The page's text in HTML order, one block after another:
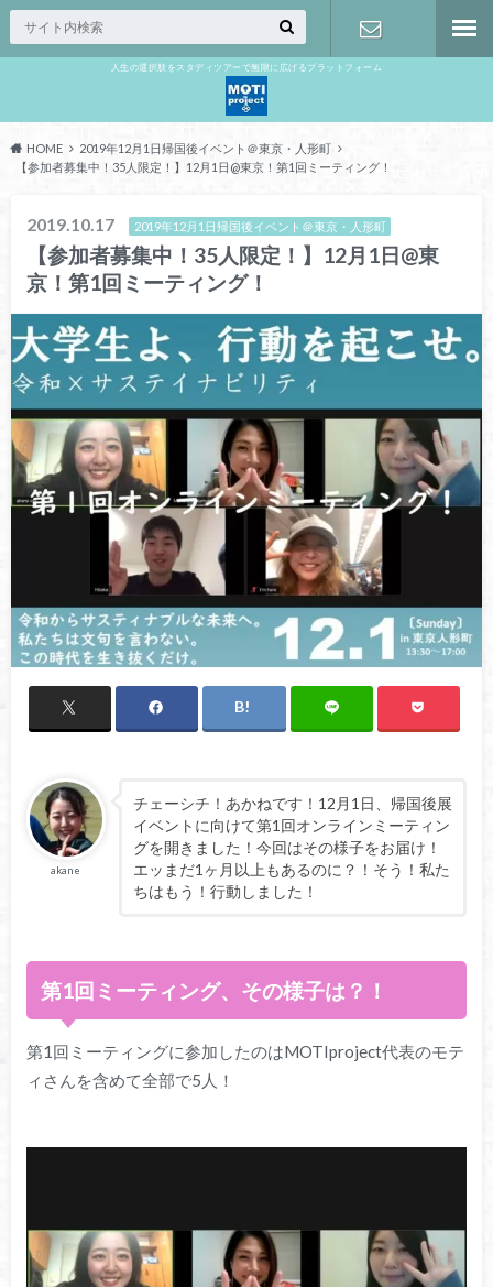
人生の選択肢をスタディツアーで無限に広げるプラットフォーム
HOME
2019年12月1日帰国後イベント＠東京・人形町
【参加者募集中！35人限定！】12月1日@東京！第1回ミーティング！
2019.10.17 2019年12月1日帰国後イベント＠東京・人形町
【参加者募集中！35人限定！】12月1日@東
京！第1回ミーティング！
akane
チェーシチ！あかねです！12月1日、帰国後展
イベントに向けて第1回オンラインミーティン
グを開きました！今回はその様子をお届け！
エッまだ1ヶ月以上もあるのに？！そう！私た
ちはもう！行動しました！
第1回ミーティング、その様子は？！
第1回ミーティングに参加したのはMOTIproject代表のモテ
ィさんを含めて全部で5人！